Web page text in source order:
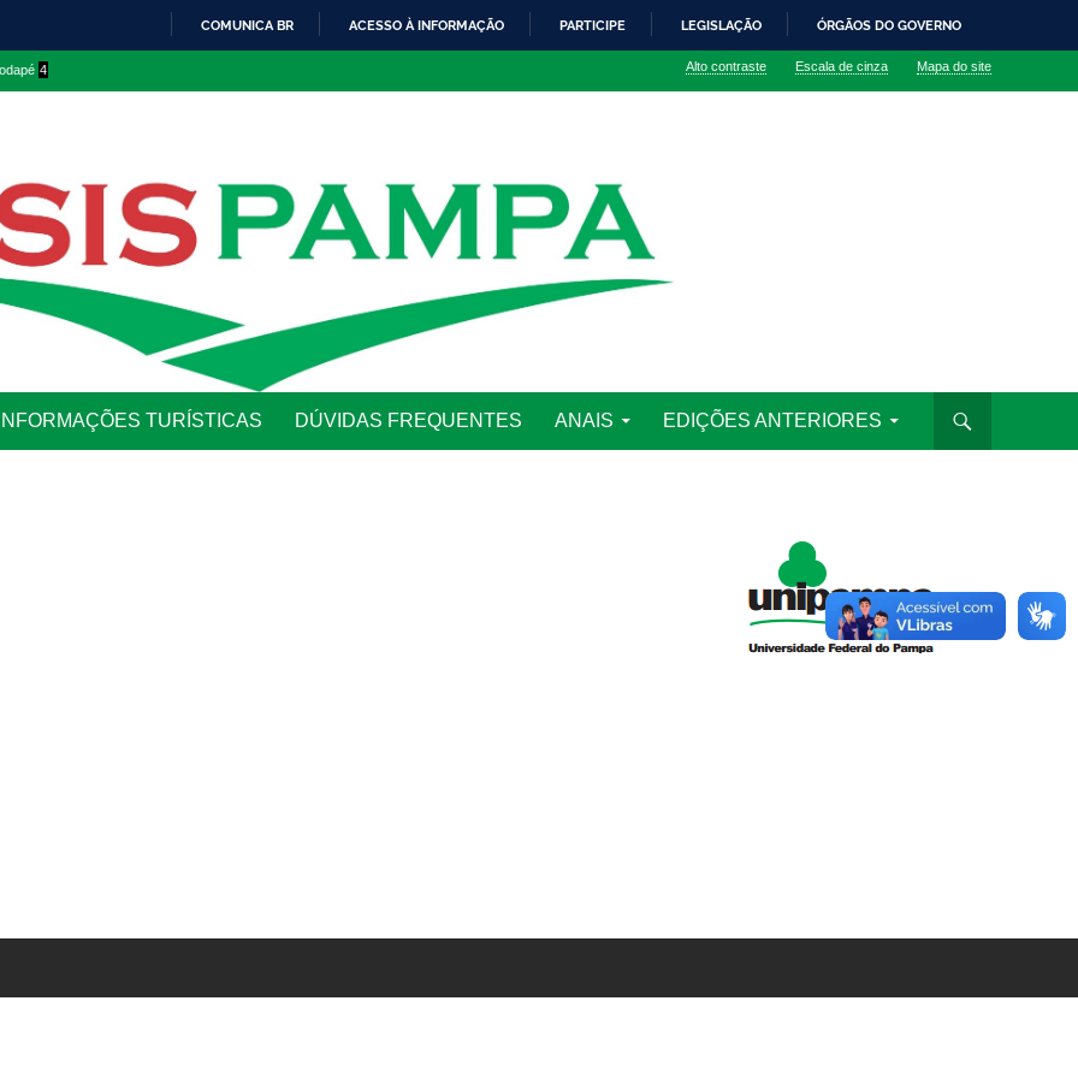
O
COMUNICA BR ACESSO À INFORMAÇÃO PARTICIPE LEGISLAÇÃO ÓRGÃOS DO GOVERNO
4 Alto contraste Escala de cinza Mapa do site
INFORMAÇÕES TURÍSTICAS DÚVIDAS FREQUENTES ANAIS EDIÇÕES ANTERIORES